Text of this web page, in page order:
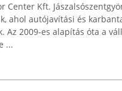
Center Kft.
ahol autójavítási és
Az 2009-es alapítás óta a
...